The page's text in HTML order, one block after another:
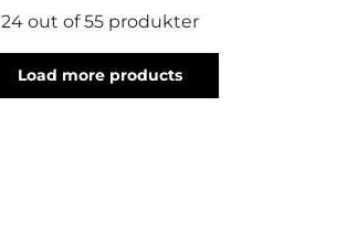
24 out of 55 produkter
Load more products